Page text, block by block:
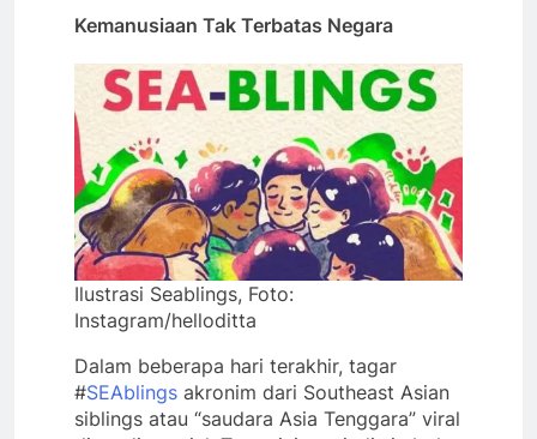
Kemanusiaan Tak Terbatas Negara
Ilustrasi Seablings, Foto:
Instagram/helloditta
Dalam beberapa hari terakhir, tagar
#SEAblings akronim dari Southeast Asian
siblings atau “saudara Asia Tenggara” viral